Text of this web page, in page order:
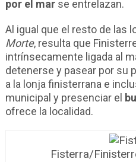
por el marse entrelazan.
Al igual que el resto de las
Morte, resulta que
intrínsecamente ligada al
detenerse y pasear por su
a la lonja finisterrana e
municipal y presenciar el
ofrece la localidad.
Fisterra/